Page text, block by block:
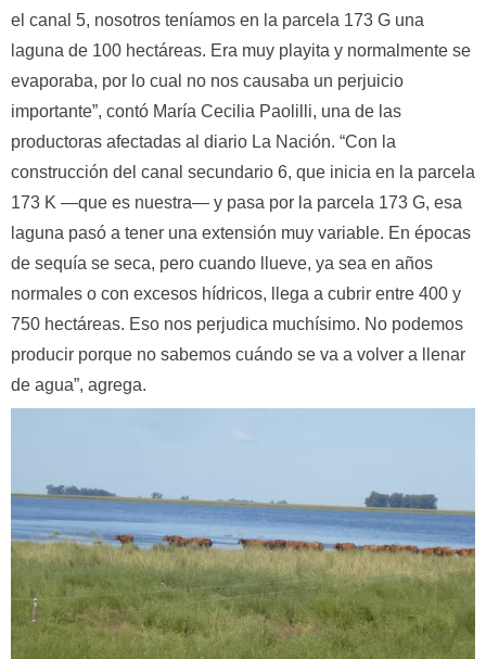
el canal 5, nosotros teníamos en la parcela 173 G una
laguna de 100 hectáreas. Era muy playita y normalmente se
evaporaba, por lo cual no nos causaba un perjuicio
importante”, contó María Cecilia Paolilli, una de las
productoras afectadas al diario La Nación. “Con la
construcción del canal secundario 6, que inicia en la parcela
173 K —que es nuestra— y pasa por la parcela 173 G, esa
laguna pasó a tener una extensión muy variable. En épocas
de sequía se seca, pero cuando llueve, ya sea en años
normales o con excesos hídricos, llega a cubrir entre 400 y
750 hectáreas. Eso nos perjudica muchísimo. No podemos
producir porque no sabemos cuándo se va a volver a llenar
de agua”, agrega.